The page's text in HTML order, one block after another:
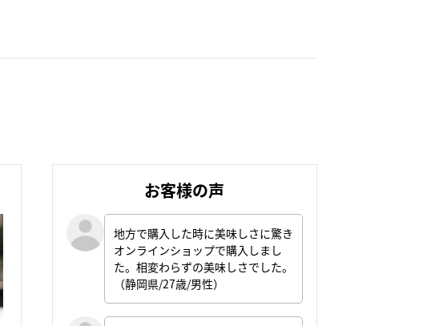
お客様の声
地方で購入した時に美味しさに驚き
オンラインショップで購入しまし
た。相変わらずの美味しさでした。
（静岡県/27歳/男性）